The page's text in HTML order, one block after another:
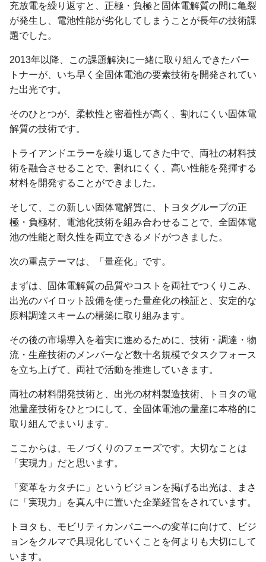
充放電を繰り返すと、正極・負極と固体電解質の間に亀裂
が発生し、電池性能が劣化してしまうことが長年の技術課
題でした。
2013年以降、この課題解決に一緒に取り組んできたパー
トナーが、いち早く全固体電池の要素技術を開発されてい
た出光です。
そのひとつが、柔軟性と密着性が高く、割れにくい固体電
解質の技術です。
トライアンドエラーを繰り返してきた中で、両社の材料技
術を融合させることで、割れにくく、高い性能を発揮する
材料を開発することができました。
そして、この新しい固体電解質に、トヨタグループの正
極・負極材、電池化技術を組み合わせることで、全固体電
池の性能と耐久性を両立できるメドがつきました。
次の重点テーマは、「量産化」です。
まずは、固体電解質の品質やコストを両社でつくりこみ、
出光のパイロット設備を使った量産化の検証と、安定的な
原料調達スキームの構築に取り組みます。
その後の市場導入を着実に進めるために、技術・調達・物
流・生産技術のメンバーなど数十名規模でタスクフォース
を立ち上げて、両社で活動を推進していきます。
両社の材料開発技術と、出光の材料製造技術、トヨタの電
池量産技術をひとつにして、全固体電池の量産に本格的に
取り組んでまいります。
ここからは、モノづくりのフェーズです。大切なことは
「実現力」だと思います。
「変革をカタチに」というビジョンを掲げる出光は、まさ
に「実現力」を真ん中に置いた企業経営をされています。
トヨタも、モビリティカンパニーへの変革に向けて、ビジ
ョンをクルマで具現化していくことを何よりも大切にして
います。